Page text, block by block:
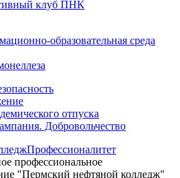
клуб ПНК
образовательная среда
отпуска
Добровольчество
Профессионалитет
профессиональное
"Пермский нефтяной колледж"